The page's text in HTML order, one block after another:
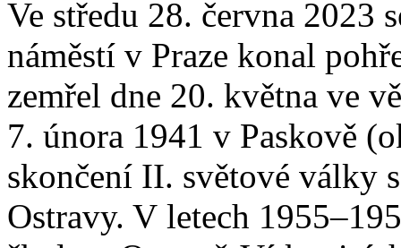
Ve středu 28. června 2023
náměstí v Praze konal
zemřel dne 20. května ve
7. února 1941 v Paskově
skončení II. světové války
Ostravy. V letech